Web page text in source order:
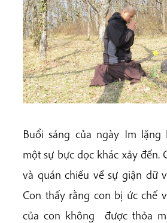
Buổi sáng của ngày Im lặng
một sự bực dọc khác xảy đến.
và quán chiếu về sự giận dữ
Con thấy rằng con bị ức chế
của con không được thỏa